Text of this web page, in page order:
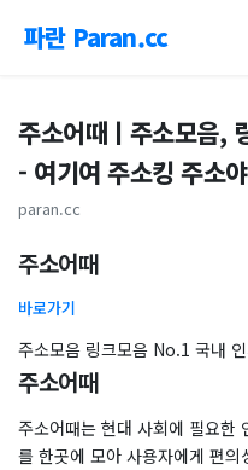
파란 Paran.cc
주소어때ㅣ주소모음,
- 여기여 주소킹 주소야
paran.cc
주소어때
바로가기
주소모음 링크모음 No.1 국내
주소어때
주소어때는 현대 사회에 필요한
를 한곳에 모아 사용자에게 편의